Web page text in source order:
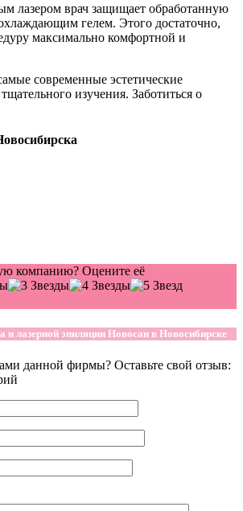
лазером врач защищает обработанную
гелем. Этого достаточно,
максимально комфортной и
современные эстетические
изучения. Заботиться о
компанию? Оцените её
и лазерной эпиляции Новосан в Новосибирске
данной фирмы? Оставьте свой отзыв: